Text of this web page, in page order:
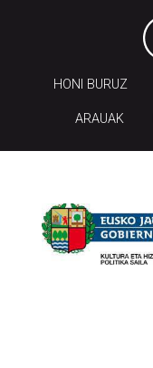
HONI BURUZ
ARAUAK